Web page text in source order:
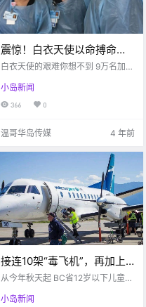
震惊！白衣天使以命搏命，9
万多名医护人员感染新
资90亿用于医护行业！！
白衣天使的艰难你想不到 9万名加拿
白衣天使在我们的心目中 是神圣，
美好的 他们在病魔到来之时 冲在第
小岛新闻
366 0
温哥华岛传媒 4 年前
接连10架“毒飞机”，再加上
学校疫情爆发！维多利亚感
从今年秋天起 BC省12岁以下儿童乘
上个 好消息！！ BC省政府在周二宣
小岛新闻